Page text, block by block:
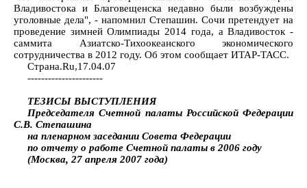
Владивостока и Благовещенска недавно были возбуждены
уголовные дела", - напомнил Степашин. Сочи претендует на
проведение зимней Олимпиады 2014 года, а Владивосток -
саммита Азиатско-Тихоокеанского экономического
сотрудничества в 2012 году. Об этом сообщает ИТАР-ТАСС.
Страна.Ru,17.04.07
----------------------
ТЕЗИСЫ ВЫСТУПЛЕНИЯ
Председателя Счетной палаты Российской Федерации
С.В. Степашина
на пленарном заседании Совета Федерации
по отчету о работе Счетной палаты в 2006 году
(Москва, 27 апреля 2007 года)